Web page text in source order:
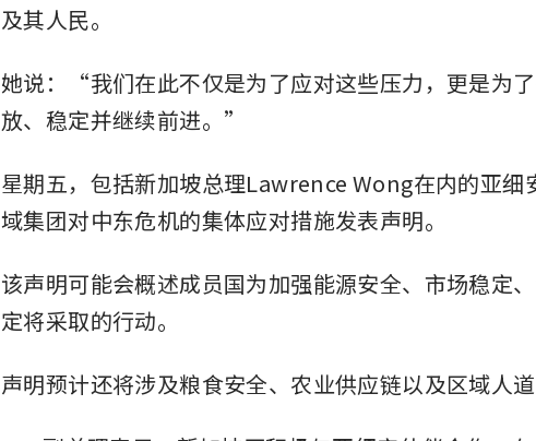
及其人民。
她说：“我们在此不仅是为了应对这些压力，更是为
放、稳定并继续前进。”
星期五，包括新加坡总理Lawrence Wong在内的亚细
域集团对中东危机的集体应对措施发表声明。
该声明可能会概述成员国为加强能源安全、市场稳定
定将采取的行动。
声明预计还将涉及粮食安全、农业供应链以及区域人道